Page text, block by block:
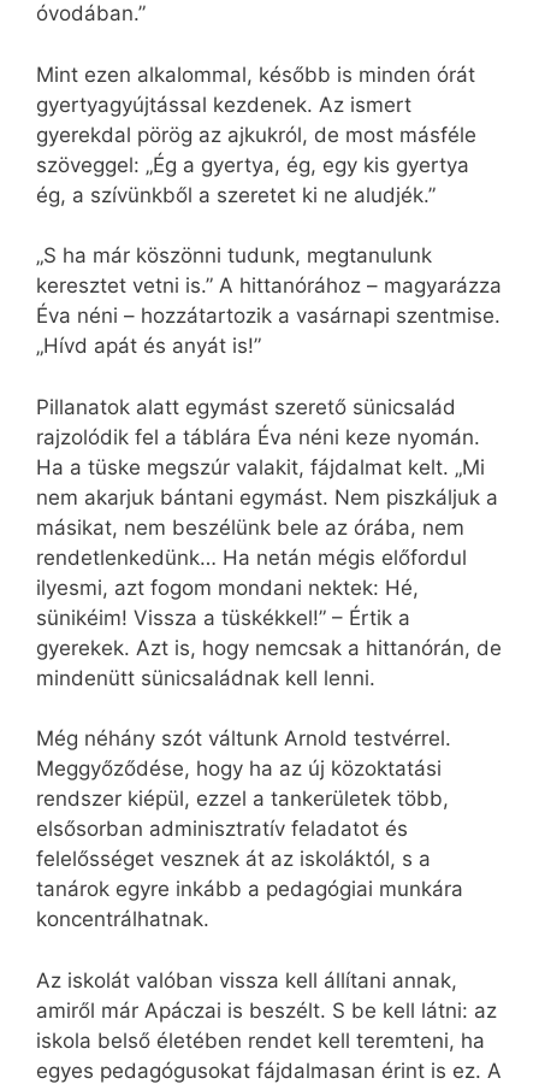
óvodában.”
Mint ezen alkalommal, később is minden órát
gyertyagyújtással kezdenek. Az ismert
gyerekdal pörög az ajkukról, de most másféle
szöveggel: „Ég a gyertya, ég, egy kis gyertya
ég, a szívünkből a szeretet ki ne aludjék.”
„S ha már köszönni tudunk, megtanulunk
keresztet vetni is.” A hittanórához – magyarázza
Éva néni – hozzátartozik a vasárnapi szentmise.
„Hívd apát és anyát is!”
Pillanatok alatt egymást szerető sünicsalád
rajzolódik fel a táblára Éva néni keze nyomán.
Ha a tüske megszúr valakit, fájdalmat kelt. „Mi
nem akarjuk bántani egymást. Nem piszkáljuk a
másikat, nem beszélünk bele az órába, nem
rendetlenkedünk… Ha netán mégis előfordul
ilyesmi, azt fogom mondani nektek: Hé,
sünikéim! Vissza a tüskékkel!” – Értik a
gyerekek. Azt is, hogy nemcsak a hittanórán, de
mindenütt sünicsaládnak kell lenni.
Még néhány szót váltunk Arnold testvérrel.
Meggyőződése, hogy ha az új közoktatási
rendszer kiépül, ezzel a tankerületek több,
elsősorban adminisztratív feladatot és
felelősséget vesznek át az iskoláktól, s a
tanárok egyre inkább a pedagógiai munkára
koncentrálhatnak.
Az iskolát valóban vissza kell állítani annak,
amiről már Apáczai is beszélt. S be kell látni: az
iskola belső életében rendet kell teremteni, ha
egyes pedagógusokat fájdalmasan érint is ez. A